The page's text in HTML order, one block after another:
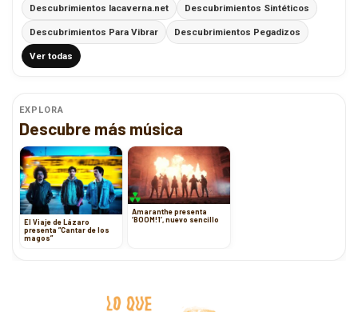
Descubrimientos lacaverna.net Descubrimientos Sintéticos
Descubrimientos Para Vibrar Descubrimientos Pegadizos
Ver todas
EXPLORA
Descubre más música
El Viaje de Lázaro
presenta ”Cantar de los
magos”
Amaranthe presenta
‘BOOM!1’, nuevo sencillo